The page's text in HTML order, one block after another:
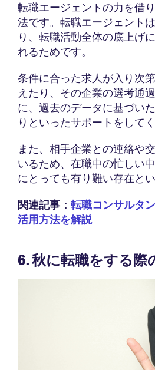
転職エージェントの力を借
法です。転職エージェント
り、転職活動全体の底上げ
れるためです。
条件に合った求人が入り次
えたり、その企業の選考通
に、過去のデータに基づい
りといったサポートをしてく
また、相手企業との連絡や
いるため、在職中の忙しい
にとっても有り難い存在とい
関連記事： 転職コンサルタ
活用方法を解説
6. 秋に転職をする際